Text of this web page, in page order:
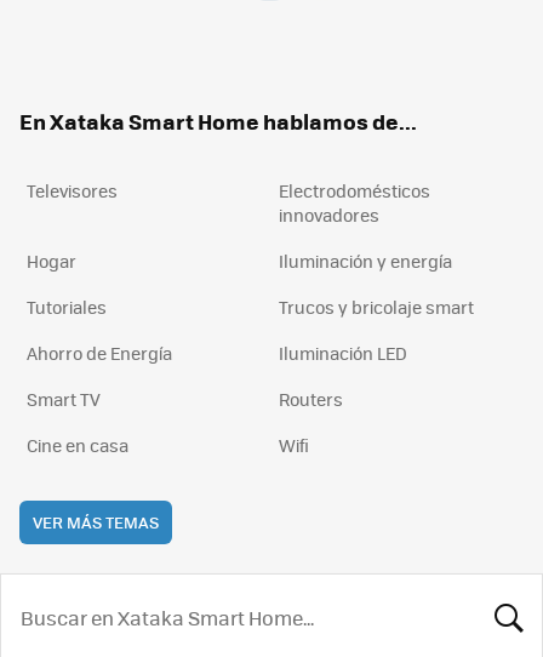
En Xataka Smart Home hablamos de...
Televisores
Electrodomésticos
innovadores
Hogar
Iluminación y energía
Tutoriales
Trucos y bricolaje smart
Ahorro de Energía
Iluminación LED
Smart TV
Routers
Cine en casa
Wifi
VER MÁS TEMAS